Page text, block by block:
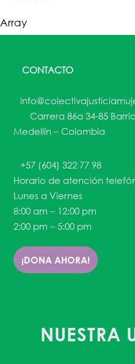
Array
CONTACTO
Carrera 86a 34-85
Medellín – Colombia
+57 (604) 322 77 98
Horario de atención
Lunes a Viernes
8:00 am – 12:00 pm
2:00 pm – 5:00 pm
¡DONA AHORA!
NUESTRA